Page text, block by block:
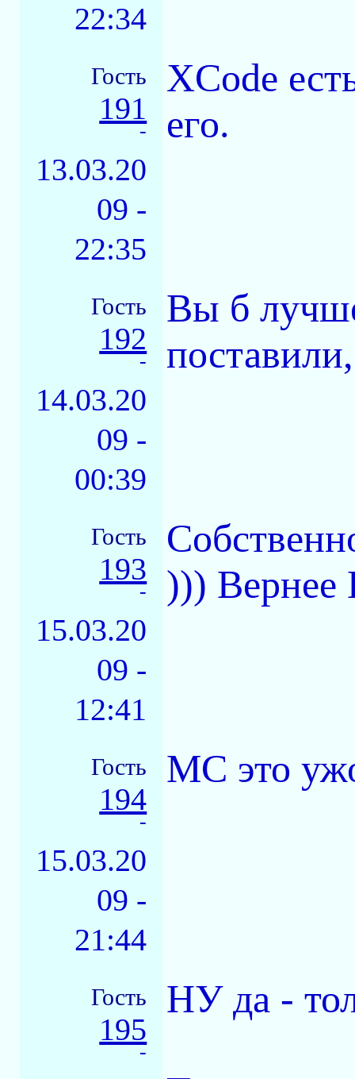
22:34
Гость
191
-
13.03.20
09 -
22:35
XCode
его.
Гость
192
-
14.03.20
09 -
00:39
Вы б
Гость
193
-
15.03.20
09 -
12:41
))) Вернее
Гость
194
-
15.03.20
09 -
21:44
MC это
Гость
195
-
НУ да -